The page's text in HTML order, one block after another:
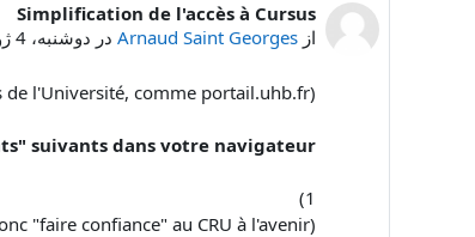
Simplification de l'accès à Cursus
از Arnaud Saint Georges در دوشنبه، 4 ژوئیهٔ 2005، 11:39 AM
Number of replies: 0
de l'Université, comme portail.uhb.fr)
suivants dans votre navigateur :
1)
"faire confiance" au CRU à l'avenir) :